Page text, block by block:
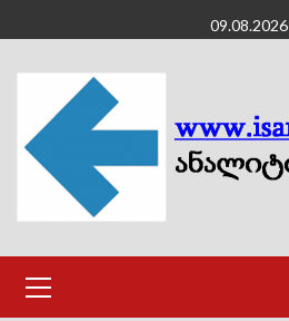
to
content
09.08.2026
Menu